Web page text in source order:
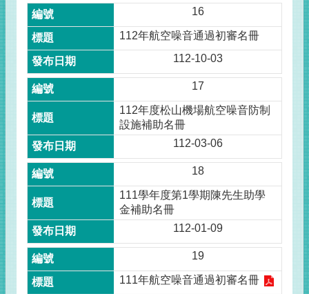
16
112年航空噪音通過初審名冊
112-10-03
17
112年度松山機場航空噪音防制
設施補助名冊
112-03-06
18
111學年度第1學期陳先生助學
金補助名冊
112-01-09
19
111年航空噪音通過初審名冊